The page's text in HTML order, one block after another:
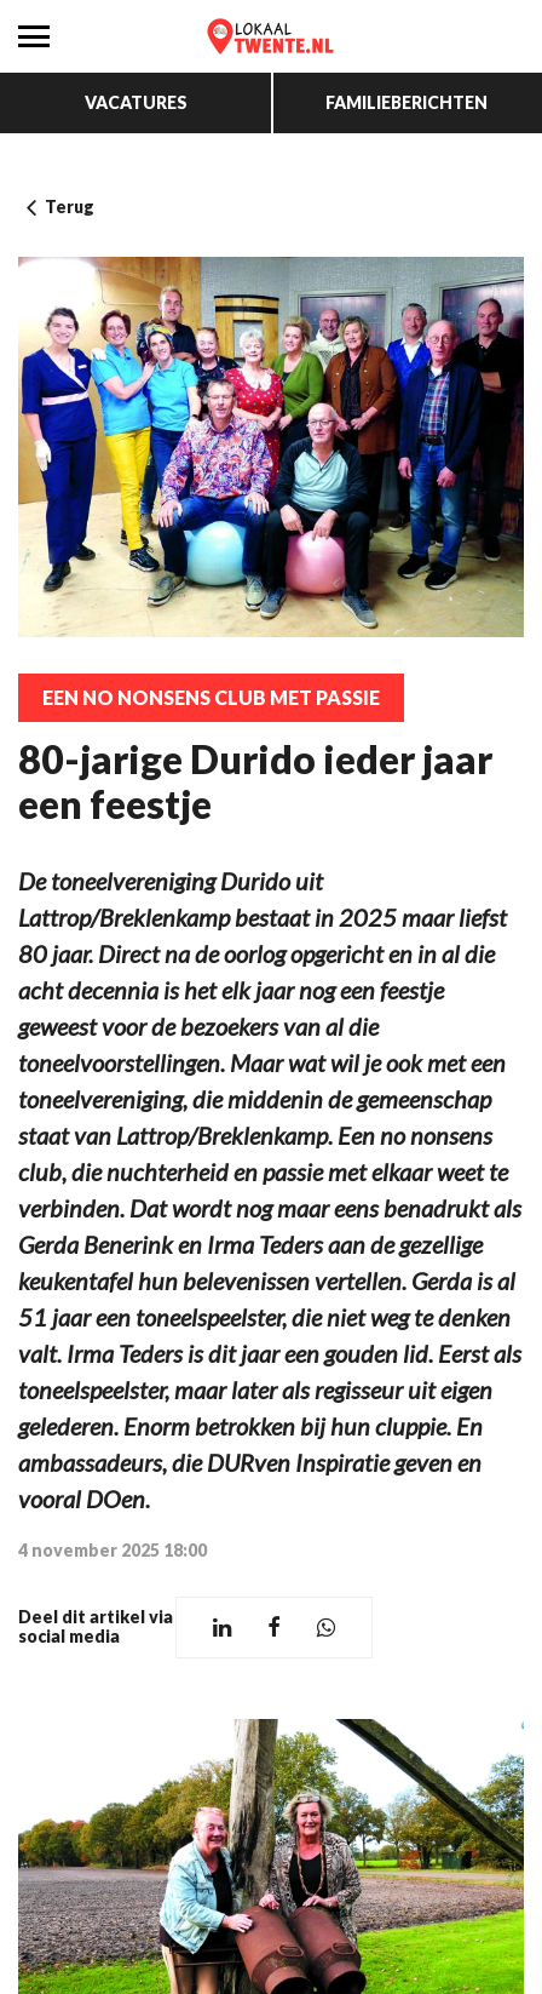
VACATURES FAMILIEBERICHTEN
Terug
EEN NO NONSENS CLUB MET PASSIE
80-jarige Durido ieder jaar
een feestje
De toneelvereniging Durido uit
Lattrop/Breklenkamp bestaat in 2025 maar liefst
80 jaar. Direct na de oorlog opgericht en in al die
acht decennia is het elk jaar nog een feestje
geweest voor de bezoekers van al die
toneelvoorstellingen. Maar wat wil je ook met een
toneelvereniging, die middenin de gemeenschap
staat van Lattrop/Breklenkamp. Een no nonsens
club, die nuchterheid en passie met elkaar weet te
verbinden. Dat wordt nog maar eens benadrukt als
Gerda Benerink en Irma Teders aan de gezellige
keukentafel hun belevenissen vertellen. Gerda is al
51 jaar een toneelspeelster, die niet weg te denken
valt. Irma Teders is dit jaar een gouden lid. Eerst als
toneelspeelster, maar later als regisseur uit eigen
gelederen. Enorm betrokken bij hun cluppie. En
ambassadeurs, die DURven Inspiratie geven en
vooral DOen.
4 november 2025 18:00
Deel dit artikel via
social media